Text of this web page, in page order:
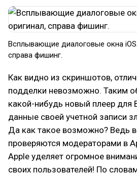
Всплывающие диалоговые окна
справа фишинг.
Как видно из скриншотов,
подделки невозможно. Таким
какой-нибудь новый плеер для
данные своей учетной записи
Да как такое возможно? Ведь
проверяются модераторами в
Apple уделяет огромное
своих пользователей! По